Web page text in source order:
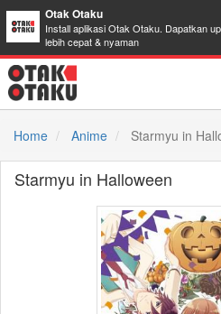
Otak Otaku
Install aplikasi Otak Otaku. Dapatkan
lebih cepat & nyaman
Home
Anime Starmyu in
Starmyu in Halloween